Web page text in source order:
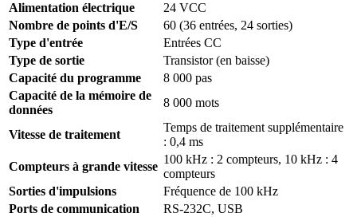
Alimentation électrique
24 VCC
Nombre de points d'E/S
60 (36 entrées, 24 sorties)
Type d'entrée
Entrées CC
Type de sortie
Transistor (en baisse)
Capacité du programme
8 000 pas
Capacité de la mémoire de
données
8 000 mots
Vitesse de traitement
Temps de traitement supplémentaire
: 0,4 ms
Compteurs à grande vitesse
100 kHz : 2 compteurs, 10 kHz : 4
compteurs
Sorties d'impulsions
Fréquence de 100 kHz
Ports de communication
RS-232C, USB